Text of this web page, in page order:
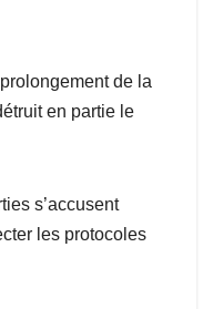
de la
en partie le
s’accusent
les protocoles